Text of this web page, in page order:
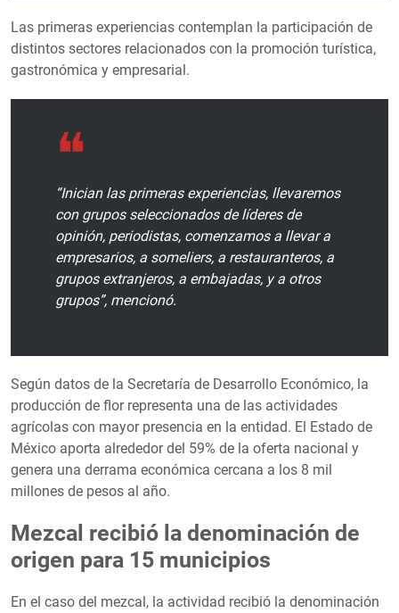
Las primeras experiencias contemplan la participación de
distintos sectores relacionados con la promoción turística,
gastronómica y empresarial.
“Inician las primeras experiencias, llevaremos
con grupos seleccionados de líderes de
opinión, periodistas, comenzamos a llevar a
empresarios, a someliers, a restauranteros, a
grupos extranjeros, a embajadas, y a otros
grupos”, mencionó.
Según datos de la Secretaría de Desarrollo Económico, la
producción de flor representa una de las actividades
agrícolas con mayor presencia en la entidad. El Estado de
México aporta alrededor del 59% de la oferta nacional y
genera una derrama económica cercana a los 8 mil
millones de pesos al año.
Mezcal recibió la denominación de
origen para 15 municipios
En el caso del mezcal, la actividad recibió la denominación